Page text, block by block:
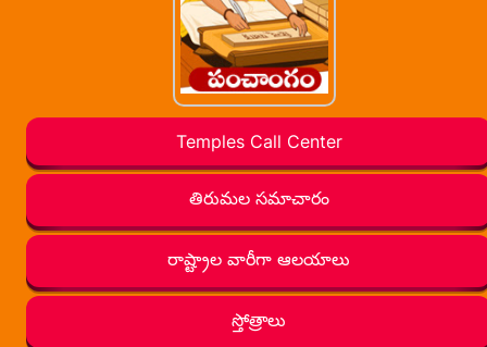
Temples Call Center
తిరుమల సమాచారం
రాష్ట్రాల వారీగా ఆలయాలు
స్తోత్రాలు